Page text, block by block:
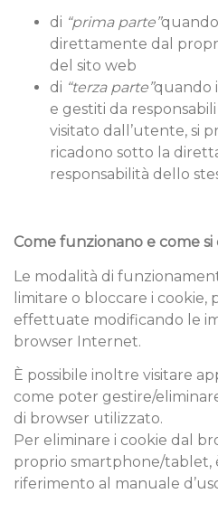
di “prima parte”
direttamente dal
del sito web
di “terza parte”quando
e gestiti da
visitato dall’utente, si
ricadono sotto la
responsabilità dello
Come funzionano e come
Le modalità di
limitare o bloccare i cookie,
effettuate modificando le
browser Internet.
È possibile inoltre visitare
come poter gestire/
di browser utilizzato.
Per eliminare i cookie dal
proprio smartphone/tablet,
riferimento al manuale